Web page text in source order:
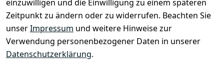
einzuwilligen und die Einwilligung zu einem späteren
Zeitpunkt zu ändern oder zu widerrufen. Beachten Sie
unserImpressum und weitere Hinweise zur
Verwendung personenbezogener Daten in unserer
Datenschutzerklärung.
Barrierefreihe
itserklärung
Widerrufsrec
ht